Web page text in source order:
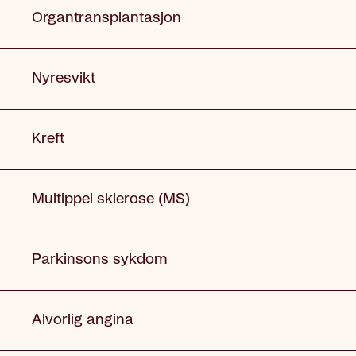
Organtransplantasjon
Nyresvikt
Kreft
Multippel sklerose (MS)
Parkinsons sykdom
Alvorlig angina